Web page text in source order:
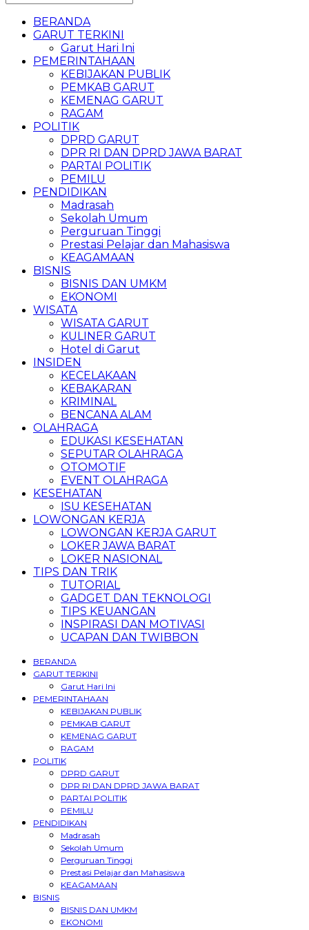
BERANDA
GARUT TERKINI
Garut Hari Ini
PEMERINTAHAAN
KEBIJAKAN PUBLIK
PEMKAB GARUT
KEMENAG GARUT
RAGAM
POLITIK
DPRD GARUT
DPR RI DAN DPRD JAWA BARAT
PARTAI POLITIK
PEMILU
PENDIDIKAN
Madrasah
Sekolah Umum
Perguruan Tinggi
Prestasi Pelajar dan Mahasiswa
KEAGAMAAN
BISNIS
BISNIS DAN UMKM
EKONOMI
WISATA
WISATA GARUT
KULINER GARUT
Hotel di Garut
INSIDEN
KECELAKAAN
KEBAKARAN
KRIMINAL
BENCANA ALAM
OLAHRAGA
EDUKASI KESEHATAN
SEPUTAR OLAHRAGA
OTOMOTIF
EVENT OLAHRAGA
KESEHATAN
ISU KESEHATAN
LOWONGAN KERJA
LOWONGAN KERJA GARUT
LOKER JAWA BARAT
LOKER NASIONAL
TIPS DAN TRIK
TUTORIAL
GADGET DAN TEKNOLOGI
TIPS KEUANGAN
INSPIRASI DAN MOTIVASI
UCAPAN DAN TWIBBON
BERANDA
GARUT TERKINI
Garut Hari Ini
PEMERINTAHAAN
KEBIJAKAN PUBLIK
PEMKAB GARUT
KEMENAG GARUT
RAGAM
POLITIK
DPRD GARUT
DPR RI DAN DPRD JAWA BARAT
PARTAI POLITIK
PEMILU
PENDIDIKAN
Madrasah
Sekolah Umum
Perguruan Tinggi
Prestasi Pelajar dan Mahasiswa
KEAGAMAAN
BISNIS
BISNIS DAN UMKM
EKONOMI